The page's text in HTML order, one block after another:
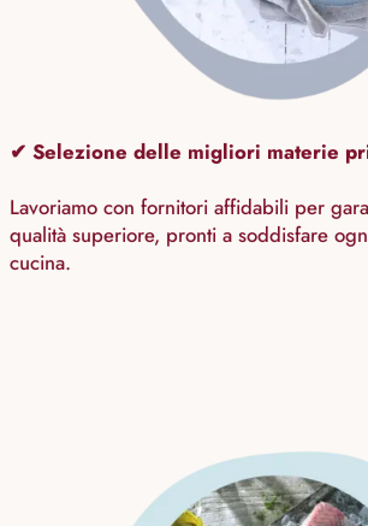
✔ Selezione delle migliori materie
Lavoriamo con fornitori affidabili per
qualità superiore, pronti a soddisfare
cucina.